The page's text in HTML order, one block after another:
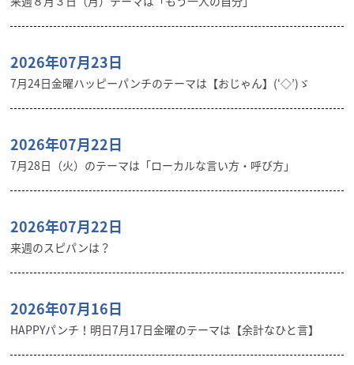
2026年07月23日
7月24日金曜ハッピーパンチのテーマは【おじゃん】(‘◇’)ゞ
2026年07月22日
7月28日（火）のテーマは「ローカルな言い方・呼び方」
2026年07月22日
来週のスピパンは？
2026年07月16日
HAPPYパンチ！明日7月17日金曜のテーマは【余計なひと言】